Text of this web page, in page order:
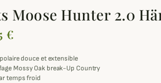
Moose Hunter 2.0
€
douce et extensible
Mossy Oak break-Up Country
temps froid